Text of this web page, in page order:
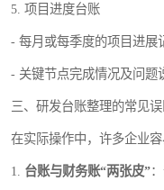
5. 项目进度台账
- 每月或每季度的项目进展
- 关键节点完成情况及问题
三、研发台账整理的常见误
在实际操作中，许多企业容
1. 台账与财务账“两张皮”